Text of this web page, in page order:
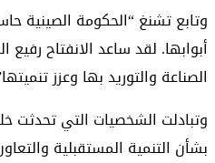
وتابع تشنغ “الحكومة الصينية
أبوابها. لقد ساعد الانفتاح
الصناعة والتوريد بها وعزز
وتبادلت الشخصيات التي تحدثت
بشأن التنمية المستقبلية